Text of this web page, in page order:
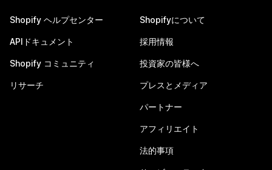
Shopify ヘルプセンター
APIドキュメント
Shopify コミュニティ
リサーチ
Shopifyについて
採用情報
投資家の皆様へ
プレスとメディア
パートナー
アフィリエイト
法的事項